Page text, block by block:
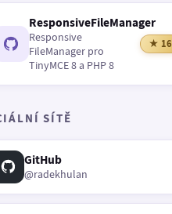
ResponsiveFileManager
Responsive
FileManager pro
TinyMCE 8 a PHP 8
★ 16
SÍTĚ
GitHub
@radekhulan